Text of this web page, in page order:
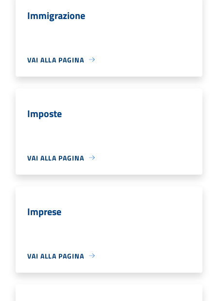
Immigrazione
VAI ALLA PAGINA
Imposte
VAI ALLA PAGINA
Imprese
VAI ALLA PAGINA